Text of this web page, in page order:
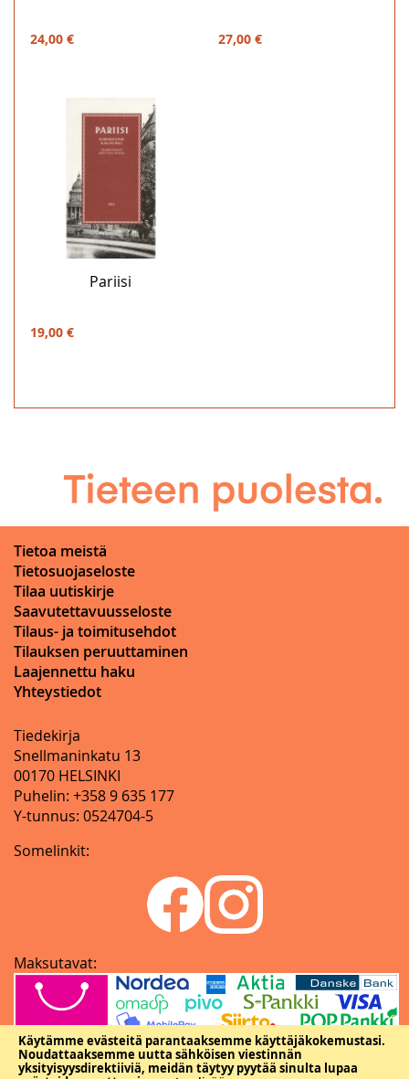
Käytämme evästeitä parantaaksemme käyttäjäkokemustasi.
Noudattaaksemme uutta sähköisen viestinnän
yksityisyysdirektiiviä, meidän täytyy pyytää sinulta lupaa
24,00 € 27,00 €
Pariisi
19,00 €
Tietoa meistä
Tietosuojaseloste
Tilaa uutiskirje
Saavutettavuusseloste
Tilaus- ja toimitusehdot
Tilauksen peruuttaminen
Laajennettu haku
Yhteystiedot
Tiedekirja
Snellmaninkatu 13
00170 HELSINKI
Puhelin: +358 9 635 177
Y-tunnus: 0524704-5
Somelinkit:
Maksutavat: